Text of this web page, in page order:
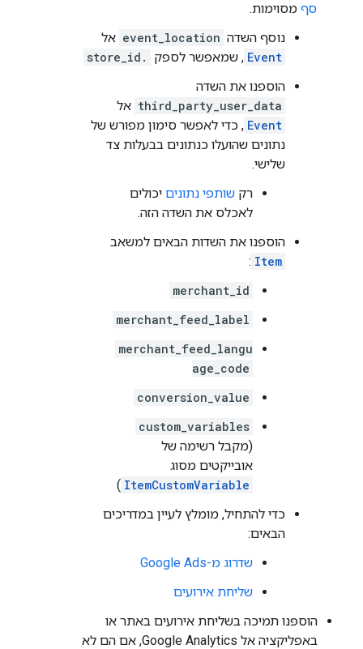
סף מסוימות.
נוסף השדה event_location אל
Event , שמאפשר לספק
store_id.
הוספנו את השדה
third_party_user_data אל
Event , כדי לאפשר סימון מפורש של
נתונים שהועלו כנתונים בבעלות צד
שלישי.
רק שותפי נתונים יכולים
לאכלס את השדה הזה.
הוספנו את השדות הבאים למשאב
Item
:
merchant_id
merchant_feed_label
merchant_feed_langu
age_code
conversion_value
custom_variables
(מקבל רשימה של
אובייקטים מסוג
ItemCustomVariable
)
כדי להתחיל, מומלץ לעיין במדריכים
הבאים:
שדרוג מ-Google Ads
שליחת אירועים
הוספנו תמיכה בשליחת אירועים באתר או
באפליקציה אל Google Analytics, אם הם לא